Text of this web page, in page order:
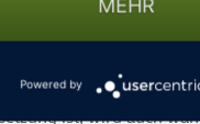
Golfprofils nach den TPI
Golfprofil sowie eine
für ein effektives und
ist, wird auch
MEHR
Powered by